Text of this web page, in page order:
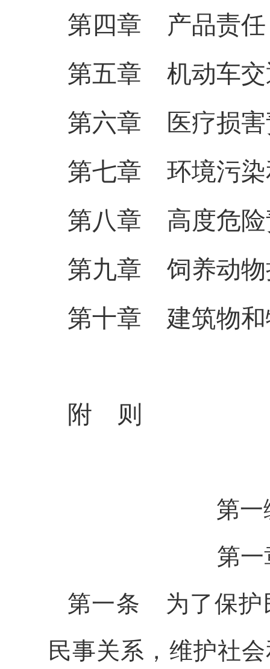
第四章 产品责任
第五章 机动车交
第六章 医疗损害
第七章 环境污染
第八章 高度危险
第九章 饲养动物
第十章 建筑物和
附 则
第
第
第一条 为了保护
民事关系，维护社